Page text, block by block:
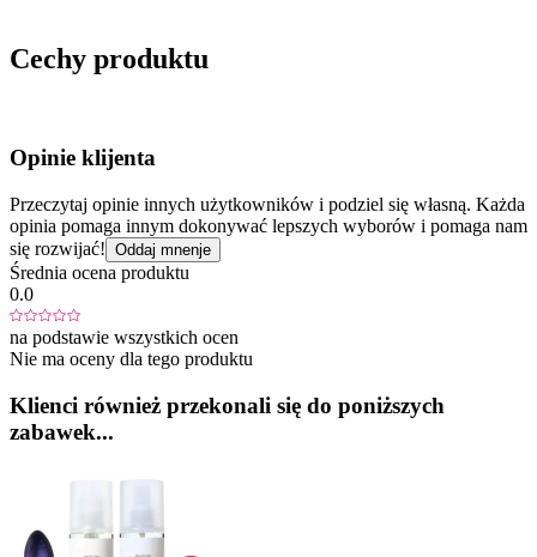
Cechy produktu
Opinie klijenta
Przeczytaj opinie innych użytkowników i podziel się własną. Każda
opinia pomaga innym dokonywać lepszych wyborów i pomaga nam
się rozwijać! Oddaj mnenje
Średnia ocena produktu
0.0
na podstawie wszystkich ocen
Nie ma oceny dla tego produktu
Klienci również przekonali się do poniższych
zabawek...